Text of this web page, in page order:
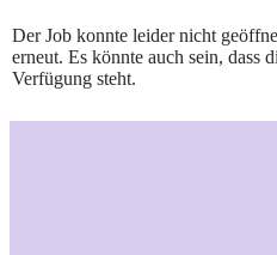
Der Job konnte leider nicht
erneut. Es könnte auch sein, dass
Verfügung steht.